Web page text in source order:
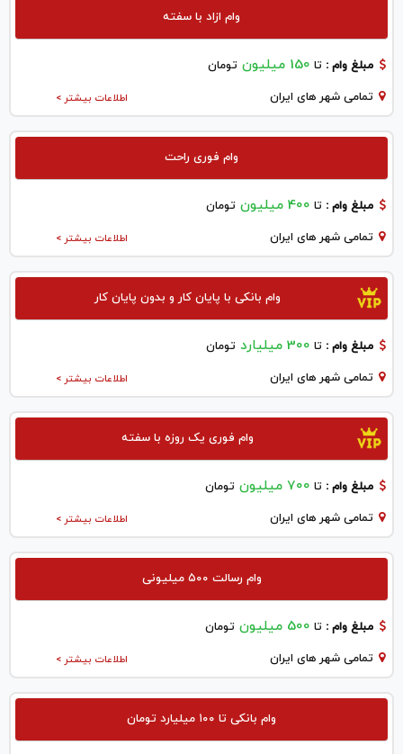
وام ازاد با سفته
مبلغ وام : تا 150 میلیون تومان
اطلاعات بیشتر > تمامی شهر های ایران
وام فوری راحت
مبلغ وام : تا 400 میلیون تومان
اطلاعات بیشتر > تمامی شهر های ایران
وام بانکی با پایان کار و بدون پایان کار
مبلغ وام : تا 300 میلیارد تومان
اطلاعات بیشتر > تمامی شهر های ایران
وام فوری یک روزه با سفته
مبلغ وام : تا 700 میلیون تومان
اطلاعات بیشتر > تمامی شهر های ایران
وام رسالت ۵۰۰ میلیونی
مبلغ وام : تا 500 میلیون تومان
اطلاعات بیشتر > تمامی شهر های ایران
وام بانکی تا ۱۰۰ میلیارد تومان